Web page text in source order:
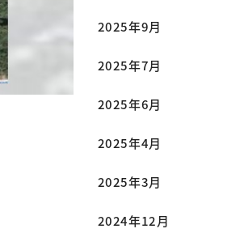
2025年9月
2025年7月
2025年6月
2025年4月
2025年3月
2024年12月